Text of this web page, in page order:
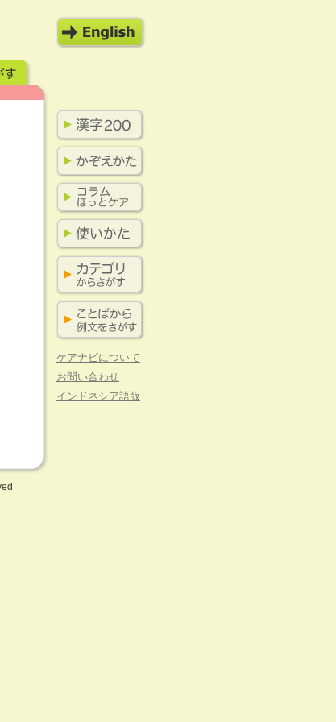
ケアナビについて
お問い合わせ
インドネシア語版